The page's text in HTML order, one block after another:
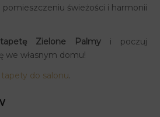
świeżości i harmonii
Zielone Palmyi poczuj
we własnym domu!
tapety do salonu.